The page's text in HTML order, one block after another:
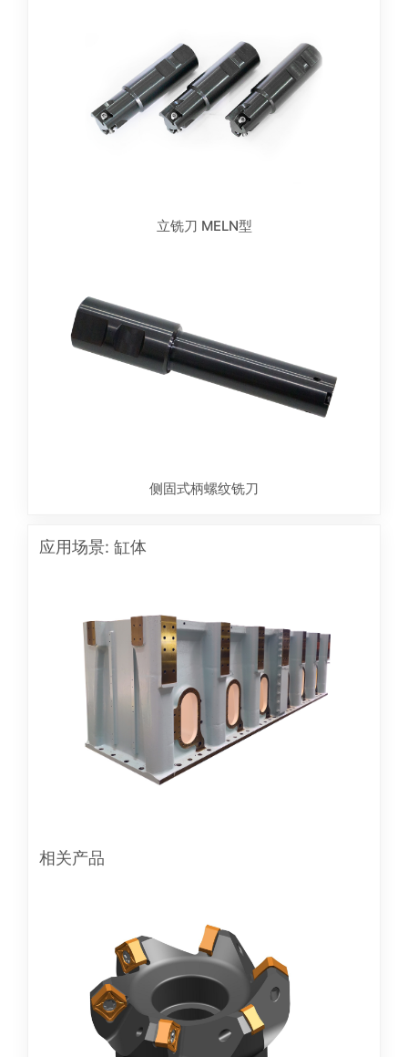
立铣刀 MELN型
侧固式柄螺纹铣刀
应用场景: 缸体
相关产品